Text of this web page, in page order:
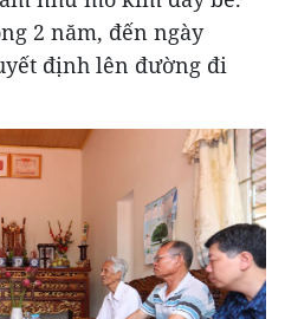
2 năm, đến ngày
định lên đường đi